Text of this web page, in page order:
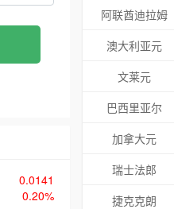
0.0141
0.20%
阿联酋迪拉姆
澳大利亚元
文莱元
巴西里亚尔
加拿大元
瑞士法郎
捷克克朗